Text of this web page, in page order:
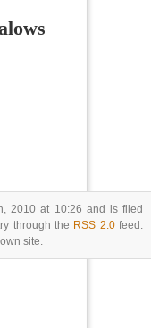
2010 at 10:26 and is filed
through the RSS 2.0feed.
site.